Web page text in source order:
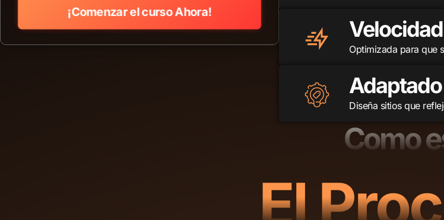
¡Comenzar el curso Ahora!
Optimizada para que
Diseña sitios que
Como
El